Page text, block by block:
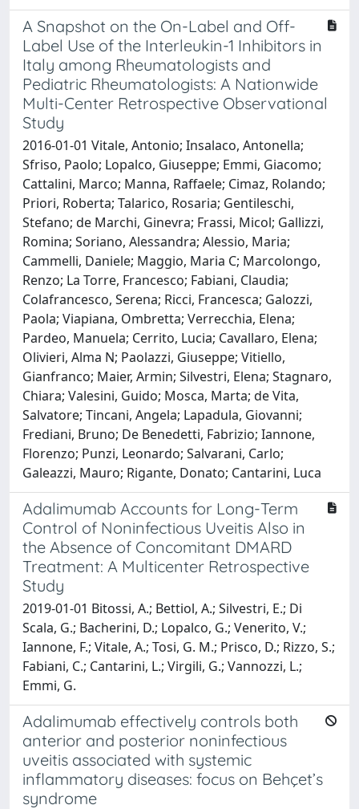
A Snapshot on the On-Label and Off-
Label Use of the Interleukin-1 Inhibitors in
Italy among Rheumatologists and
Pediatric Rheumatologists: A Nationwide
Multi-Center Retrospective Observational
Study
2016-01-01 Vitale, Antonio; Insalaco, Antonella;
Sfriso, Paolo; Lopalco, Giuseppe; Emmi, Giacomo;
Cattalini, Marco; Manna, Raffaele; Cimaz, Rolando;
Priori, Roberta; Talarico, Rosaria; Gentileschi,
Stefano; de Marchi, Ginevra; Frassi, Micol; Gallizzi,
Romina; Soriano, Alessandra; Alessio, Maria;
Cammelli, Daniele; Maggio, Maria C; Marcolongo,
Renzo; La Torre, Francesco; Fabiani, Claudia;
Colafrancesco, Serena; Ricci, Francesca; Galozzi,
Paola; Viapiana, Ombretta; Verrecchia, Elena;
Pardeo, Manuela; Cerrito, Lucia; Cavallaro, Elena;
Olivieri, Alma N; Paolazzi, Giuseppe; Vitiello,
Gianfranco; Maier, Armin; Silvestri, Elena; Stagnaro,
Chiara; Valesini, Guido; Mosca, Marta; de Vita,
Salvatore; Tincani, Angela; Lapadula, Giovanni;
Frediani, Bruno; De Benedetti, Fabrizio; Iannone,
Florenzo; Punzi, Leonardo; Salvarani, Carlo;
Galeazzi, Mauro; Rigante, Donato; Cantarini, Luca
Adalimumab Accounts for Long-Term
Control of Noninfectious Uveitis Also in
the Absence of Concomitant DMARD
Treatment: A Multicenter Retrospective
Study
2019-01-01 Bitossi, A.; Bettiol, A.; Silvestri, E.; Di
Scala, G.; Bacherini, D.; Lopalco, G.; Venerito, V.;
Iannone, F.; Vitale, A.; Tosi, G. M.; Prisco, D.; Rizzo, S.;
Fabiani, C.; Cantarini, L.; Virgili, G.; Vannozzi, L.;
Emmi, G.
Adalimumab effectively controls both
anterior and posterior noninfectious
uveitis associated with systemic
inflammatory diseases: focus on Behçet’s
syndrome